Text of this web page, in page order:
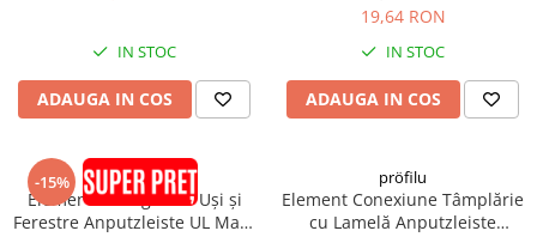
IN STOC
ADAUGA IN COS
19,64 RON
IN STOC
ADAUGA IN COS
-15% pröfilu
Element de Legătură Uși și
Ferestre Anputzleiste UL Maro
pröfilu
Element Conexiune Tâmplărie
cu Lamelă Anputzleiste